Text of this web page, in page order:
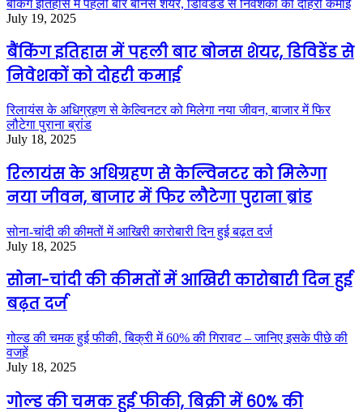
बैंकिंग इतिहास में पहली बार बोनस शेयर, डिविडेंड से निवेशकों को दोहरी कमाई
July 19, 2025
बैंकिंग इतिहास में पहली बार बोनस शेयर, डिविडेंड से
निवेशकों को दोहरी कमाई
रिलायंस के अधिग्रहण से केल्विनटर को मिलेगा नया जीवन, बाजार में फिर
लौटेगा पुराना ब्रांड
July 18, 2025
रिलायंस के अधिग्रहण से केल्विनटर को मिलेगा
नया जीवन, बाजार में फिर लौटेगा पुराना ब्रांड
सोना-चांदी की कीमतों में आखिरी कारोबारी दिन हुई बढ़त दर्ज
July 18, 2025
सोना-चांदी की कीमतों में आखिरी कारोबारी दिन हुई
बढ़त दर्ज
गोल्ड की चमक हुई फीकी, बिक्री में 60% की गिरावट – जानिए इसके पीछे की
वजहें
July 18, 2025
गोल्ड की चमक हुई फीकी, बिक्री में 60% की